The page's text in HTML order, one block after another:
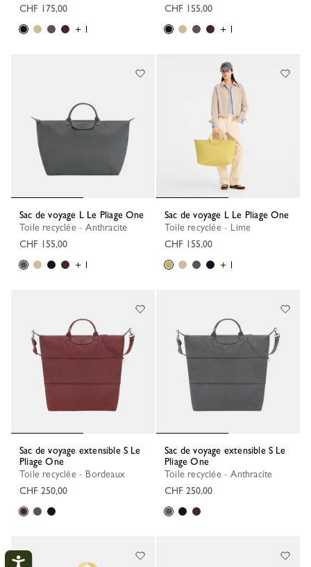
CHF 175,00
+ 1
CHF 155,00
+ 1
Sac de voyage L Le Pliage One
Toile recyclée - Anthracite
CHF 155,00
+ 1
Sac de voyage L Le Pliage One
Toile recyclée - Lime
CHF 155,00
+ 1
Sac de voyage extensible S Le
Pliage One
Toile recyclée - Bordeaux
CHF 250,00
Sac de voyage extensible S Le
Pliage One
Toile recyclée - Anthracite
CHF 250,00